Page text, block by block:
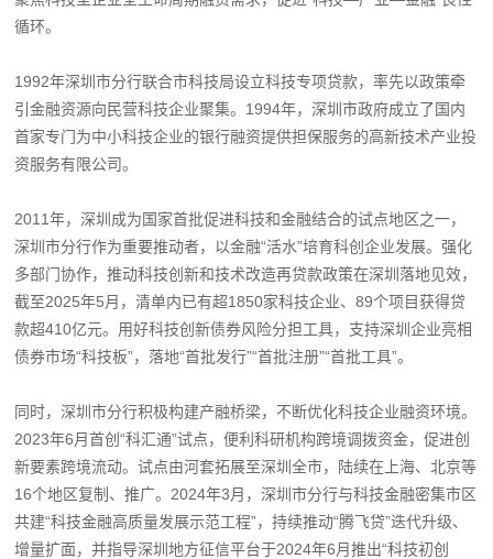
循环。
1992年深圳市分行联合市科技局设立科技专项贷款，率先以政策牵
引金融资源向民营科技企业聚集。1994年，深圳市政府成立了国内
首家专门为中小科技企业的银行融资提供担保服务的高新技术产业投
资服务有限公司。
2011年，深圳成为国家首批促进科技和金融结合的试点地区之一，
深圳市分行作为重要推动者，以金融“活水”培育科创企业发展。强化
多部门协作，推动科技创新和技术改造再贷款政策在深圳落地见效，
截至2025年5月，清单内已有超1850家科技企业、89个项目获得贷
款超410亿元。用好科技创新债券风险分担工具，支持深圳企业亮相
债券市场“科技板”，落地“首批发行”“首批注册”“首批工具”。
同时，深圳市分行积极构建产融桥梁，不断优化科技企业融资环境。
2023年6月首创“科汇通”试点，便利科研机构跨境调拨资金，促进创
新要素跨境流动。试点由河套拓展至深圳全市，陆续在上海、北京等
16个地区复制、推广。2024年3月，深圳市分行与科技金融密集市区
共建“科技金融高质量发展示范工程”，持续推动“腾飞贷”迭代升级、
增量扩面，并指导深圳地方征信平台于2024年6月推出“科技初创